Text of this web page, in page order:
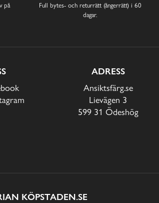
på
Full bytes- och returrätt (ångerrätt) i 60
dagar.
ADRESS
Ansiktsfärg.se
Lievägen 3
599 31 Ödeshög
KÖPSTADEN.SE